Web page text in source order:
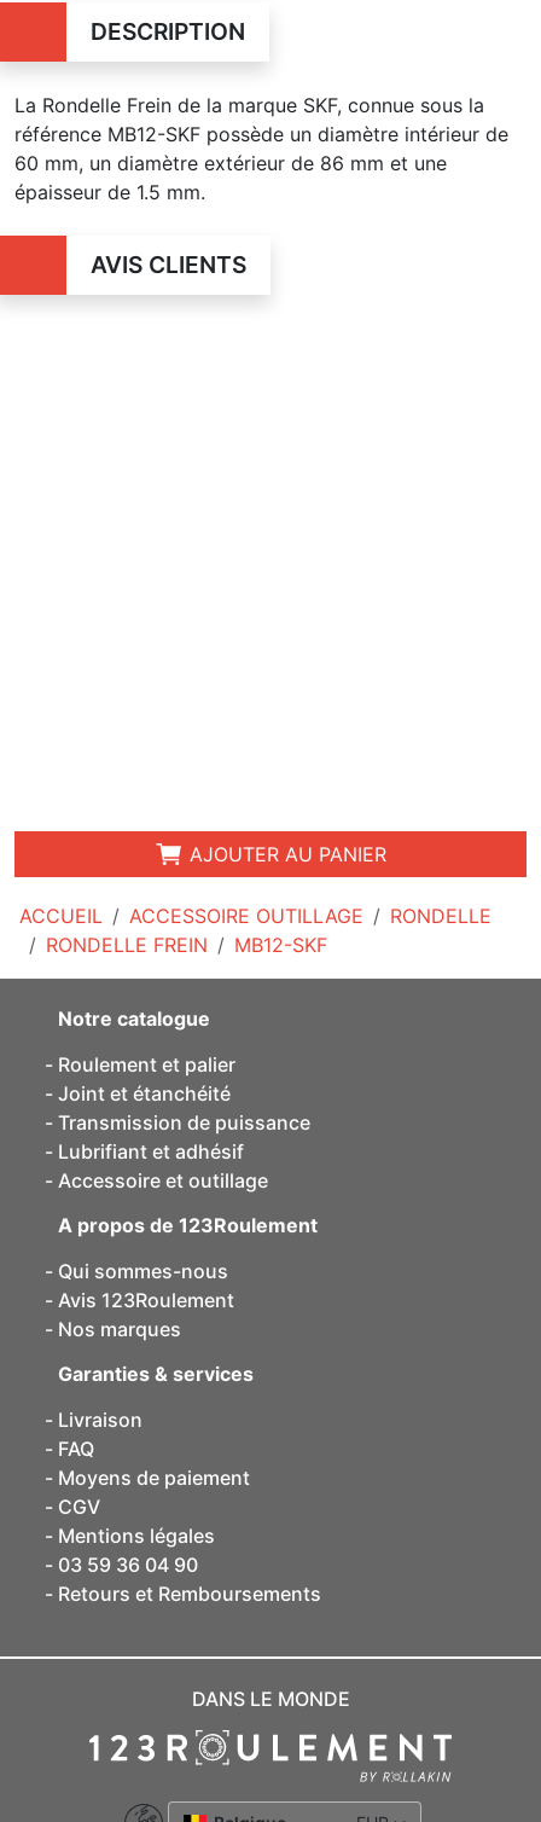
ACCUEIL ACCESSOIRE OUTILLAGE
RONDELLE
RONDELLE FREIN
MB12-SKF
DESCRIPTION
La Rondelle Frein de la marque SKF, connue sous la
référence MB12-SKF possède un diamètre intérieur de
60 mm, un diamètre extérieur de 86 mm et une
épaisseur de 1.5 mm.
AVIS CLIENTS
AJOUTER AU PANIER
Notre catalogue
Roulement et palier
Joint et étanchéité
Transmission de puissance
Lubrifiant et adhésif
Accessoire et outillage
A propos de 123Roulement
Qui sommes-nous
Avis 123Roulement
Nos marques
Garanties & services
Livraison
FAQ
Moyens de paiement
CGV
Mentions légales
03 59 36 04 90
Retours et Remboursements
DANS LE MONDE